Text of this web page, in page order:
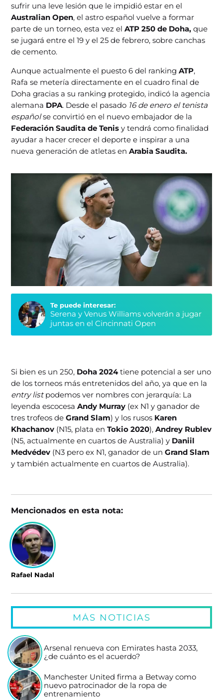
sufrir una leve lesión que le impidió estar en el
Australian Open, el astro español vuelve a formar
parte de un torneo, esta vez elATP 250 de Doha, que
se jugará entre el 19 y el 25 de febrero, sobre canchas
de cemento.
Aunque actualmente el puesto 6 del rankingATP,
Rafa se metería directamente en el cuadro final de
Doha gracias a su ranking protegido, indicó la agencia
alemana DPA. Desde el pasado 16 de enero el tenista
españolse convirtió en el nuevo embajador de la
Federación Saudita de Tenis y tendrá como finalidad
ayudar a hacer crecer el deporte e inspirar a una
nueva generación de atletas enArabia Saudita.
Te puede interesar:
Serena y Venus Williams volverán a jugar
juntas en el Cincinnati Open
Si bien es un 250, Doha 2024tiene potencial a ser uno
de los torneos más entretenidos del año, ya que en la
entry listpodemos ver nombres con jerarquía: La
leyenda escocesaAndy Murray (ex N1 y ganador de
tres trofeos deGrand Slam) y los rusos Karen
Khachanov (N15, plata en Tokio 2020), Andrey Rublev
(N5, actualmente en cuartos de Australia) y Daniil
Medvédev (N3 pero ex N1, ganador de unGrand Slam
y también actualmente en cuartos de Australia).
Mencionados en esta nota:
Rafael Nadal
MÁS NOTICIAS
Arsenal renueva con Emirates hasta 2033,
¿de cuánto es el acuerdo?
Manchester United firma a Betway como
nuevo patrocinador de la ropa de
entrenamiento